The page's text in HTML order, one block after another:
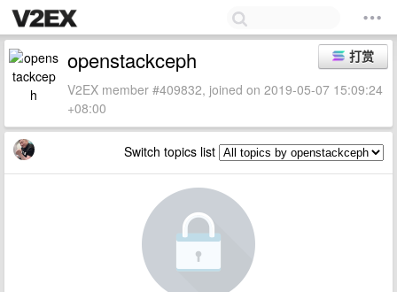
打赏
openstackceph
V2EX member #409832, joined on 2019-05-07 15:09:24
+08:00
Switch topics list